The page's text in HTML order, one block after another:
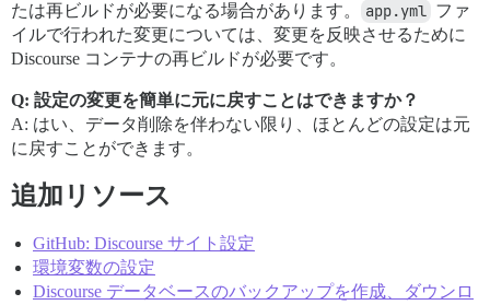
たは再ビルドが必要になる場合があります。
app.yml ファ
イルで行われた変更については、変更を反映させるために
Discourse コンテナの再ビルドが必要です。
Q: 設定の変更を簡単に元に戻すことはできますか？
A: はい、データ削除を伴わない限り、ほとんどの設定は元
に戻すことができます。
追加リソース
GitHub: Discourse サイト設定
環境変数の設定
Discourse データベースのバックアップを作成、ダウンロ